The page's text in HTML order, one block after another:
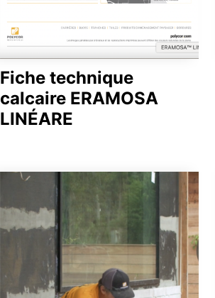
Fiche technique
calcaire ERAMOSA
LINÉARE